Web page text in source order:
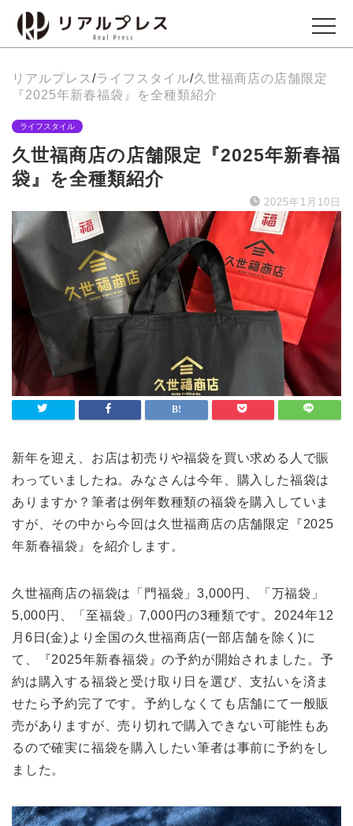
ビジネス
エンタメ
Entertainment
イベント
Events
グルメ
ライフスタイル
Lifestyle
リアルプレス /ライフスタイル/久世福商店の店舗限定
『2025年新春福袋』を全種類紹介
ライフスタイル
久世福商店の店舗限定『2025年新春福
袋』を全種類紹介
2025年1月10日
新年を迎え、お店は初売りや福袋を買い求める人で賑
わっていましたね。みなさんは今年、購入した福袋は
ありますか？筆者は例年数種類の福袋を購入していま
すが、その中から今回は久世福商店の店舗限定『2025
年新春福袋』を紹介します。
久世福商店の福袋は「門福袋」3,000円、「万福袋」
5,000円、「至福袋」7,000円の3種類です。2024年12
月6日(金)より全国の久世福商店(一部店舗を除く)に
て、『2025年新春福袋』の予約が開始されました。予
約は購入する福袋と受け取り日を選び、支払いを済ま
せたら予約完了です。予約しなくても店舗にて一般販
売がありますが、売り切れで購入できない可能性もあ
るので確実に福袋を購入したい筆者は事前に予約をし
ました。